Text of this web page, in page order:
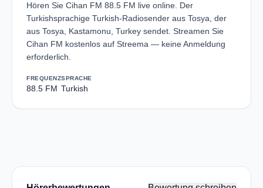
Hören Sie Cihan FM 88.5 FM live online. Der
Turkishsprachige Turkish-Radiosender aus Tosya, der
aus Tosya, Kastamonu, Turkey sendet. Streamen Sie
Cihan FM kostenlos auf Streema — keine Anmeldung
erforderlich.
FREQUENZ
88.5 FM
SPRACHE
Turkish